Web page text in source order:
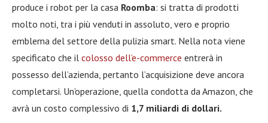
produce i robot per la casa Roomba: si tratta di prodotti
molto noti, tra i più venduti in assoluto, vero e proprio
emblema del settore della pulizia smart. Nella nota viene
specificato che il colosso dell’e-commerce entrerà in
possesso dell’azienda, pertanto l’acquisizione deve ancora
completarsi. Un’operazione, quella condotta da Amazon, che
avrà un costo complessivo di 1,7 miliardi di dollari.